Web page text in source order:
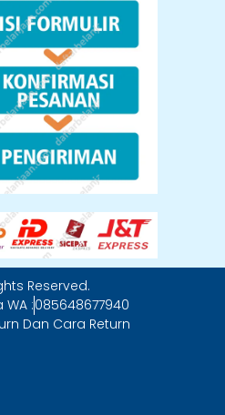
Reserved.
WA :085648677940
Dan Cara Return